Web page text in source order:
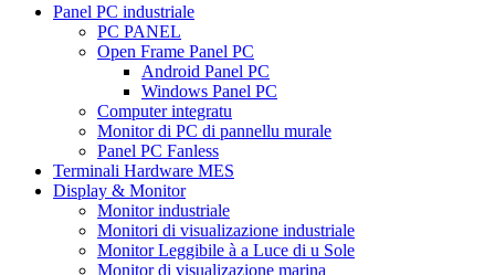
Panel PC industriale
PC PANEL
Open Frame Panel PC
Android Panel PC
Windows Panel PC
Computer integratu
Monitor di PC di pannellu murale
Panel PC Fanless
Terminali Hardware MES
Display & Monitor
Monitor industriale
Monitori di visualizazione industriale
Monitor Leggibile à a Luce di u Sole
Monitor di visualizazione marina